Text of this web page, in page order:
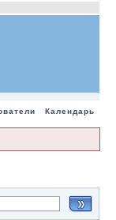
Календарь